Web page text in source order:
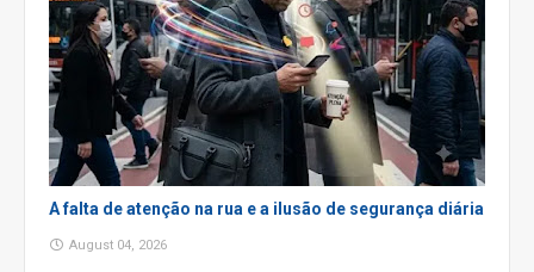
A falta de atenção na rua e a ilusão de segurança diária
August 04, 2026